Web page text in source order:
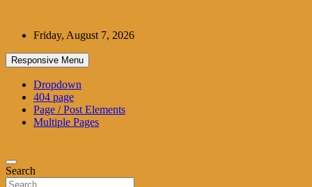
contentFriday, August 7, 2026
Responsive Menu
Dropdown
404 page
Page / Post Elements
Multiple Pages
Search